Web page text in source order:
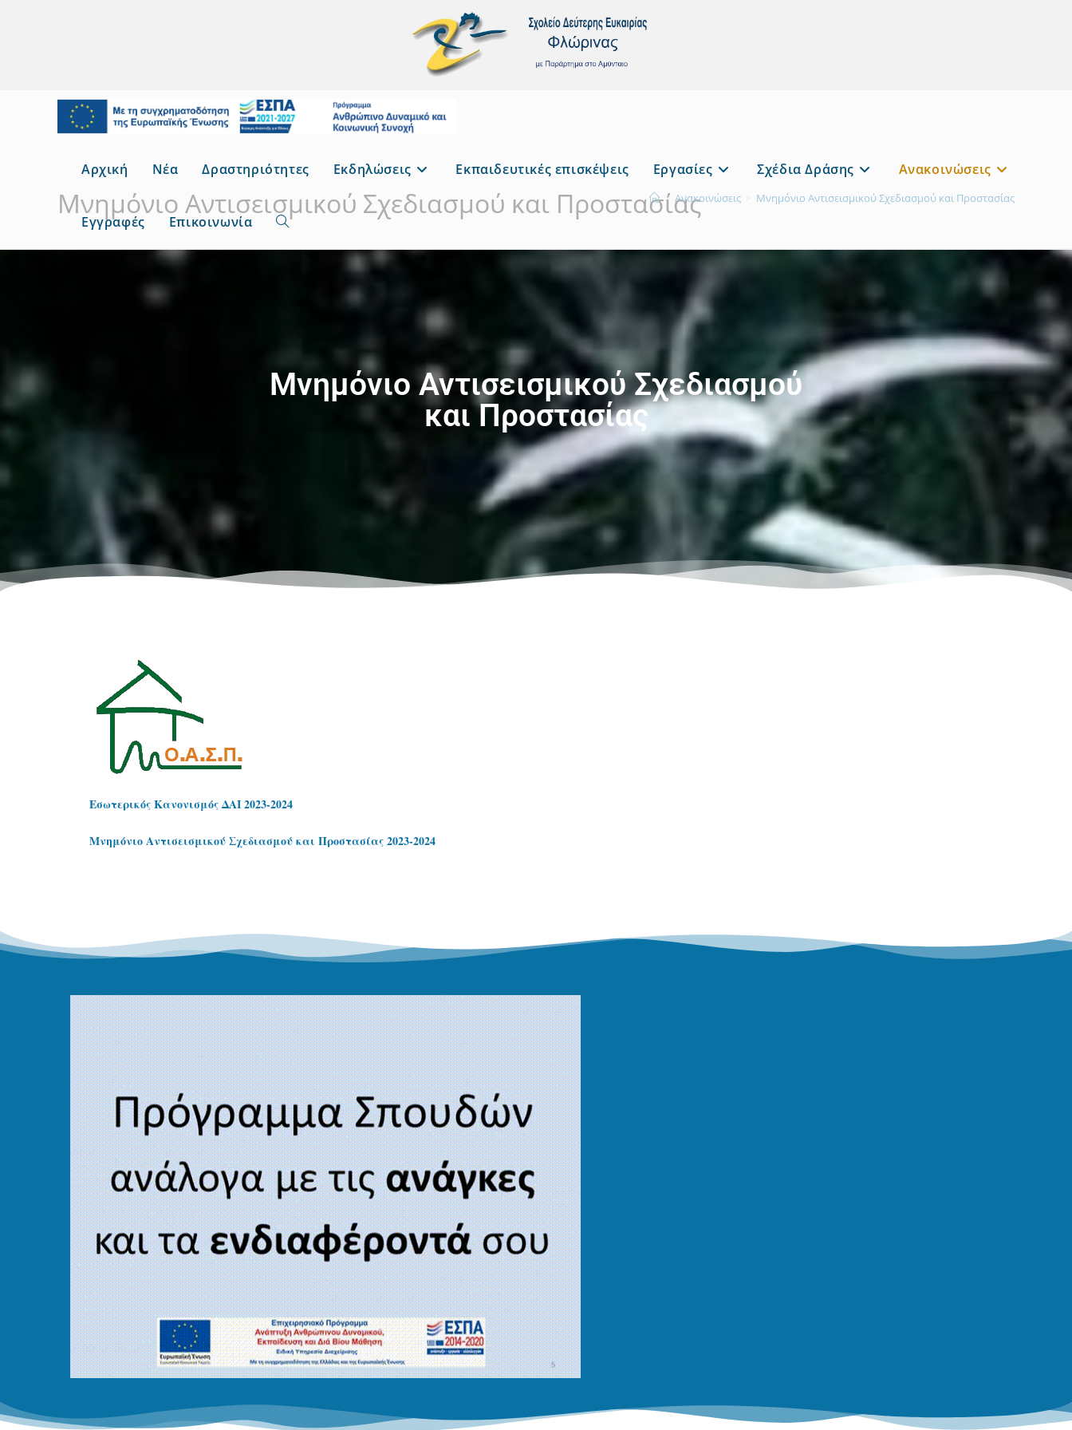
Αρχική Νέα Δραστηριότητες Εκδηλώσεις Εκπαιδευτικές επισκέψεις Εργασίες Σχέδια Δράσης Ανακοινώσεις
Εγγραφές Επικοινωνία
Μνημόνιο Αντισεισμικού Σχεδιασμού και Προστασίας
> Ανακοινώσεις Μνημόνιο Αντισεισμικού Σχεδιασμού και Προστασίας
Μνημόνιο Αντισεισμικού Σχεδιασμού
και Προστασίας
Εσωτερικός Κανονισμός ΔΑΙ2023-2024
Μνημόνιο Αντισεισμικού Σχεδιασμού και Προστασίας 2023-2024